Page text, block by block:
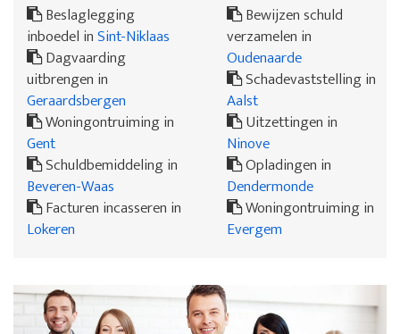
Beslaglegging
inboedel inSint-Niklaas
Dagvaarding
uitbrengen in
Geraardsbergen
Woningontruiming in
Gent
Schuldbemiddeling in
Beveren-Waas
Facturen incasseren in
Lokeren
Bewijzen schuld
verzamelen in
Oudenaarde
Schadevaststelling in
Aalst
Uitzettingen in
Ninove
Opladingen in
Dendermonde
Woningontruiming in
Evergem